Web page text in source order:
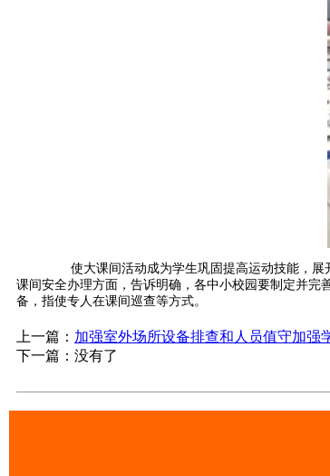
使大课间活动成为学生巩固提高运动技能，展开
课间安全办理方面，告诉明确，各中小校园要制定
备，指使专人在课间巡查等方式。
上一篇： 加强室外场所设备排查和人员值守加强
下一篇：没有了